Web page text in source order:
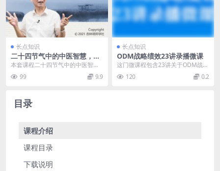
长点知识
二十四节气中的中医智慧，日
常养生必修课
本套课程二十四节气中的中医智
慧，日常养生必修课，24节独特视
角的节气知识延续天、...
99 9.9
长点知识
ODM战略绩效23讲录播微课
这门微课程包含23讲关于ODM战略
绩效的录播内容。学员将深入了解
ODM战略的实施...
120 0.2
目录
课程介绍
课程目录
下载说明